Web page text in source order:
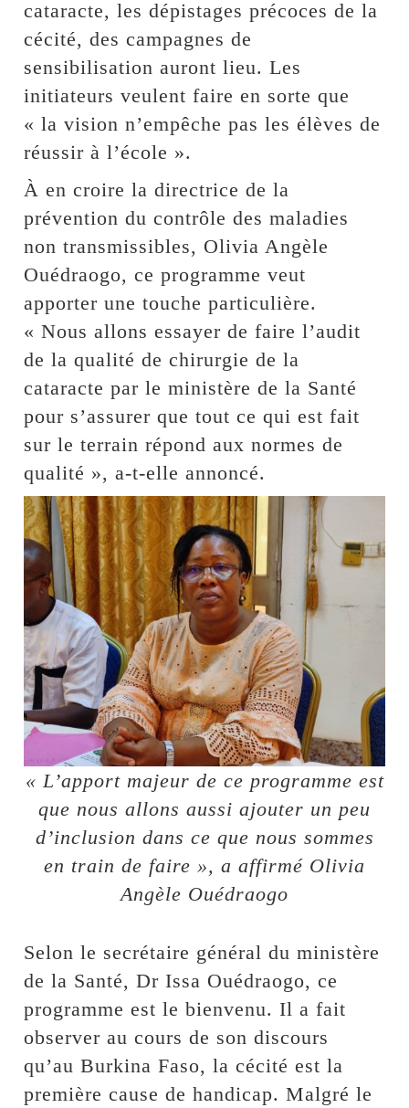
cataracte, les dépistages précoces de la
cécité, des campagnes de
sensibilisation auront lieu. Les
initiateurs veulent faire en sorte que
« la vision n’empêche pas les élèves de
réussir à l’école ».
À en croire la directrice de la
prévention du contrôle des maladies
non transmissibles, Olivia Angèle
Ouédraogo, ce programme veut
apporter une touche particulière.
« Nous allons essayer de faire l’audit
de la qualité de chirurgie de la
cataracte par le ministère de la Santé
pour s’assurer que tout ce qui est fait
sur le terrain répond aux normes de
qualité », a-t-elle annoncé.
« L’apport majeur de ce programme est
que nous allons aussi ajouter un peu
d’inclusion dans ce que nous sommes
en train de faire », a affirmé Olivia
Angèle Ouédraogo
Selon le secrétaire général du ministère
de la Santé, Dr Issa Ouédraogo, ce
programme est le bienvenu. Il a fait
observer au cours de son discours
qu’au Burkina Faso, la cécité est la
première cause de handicap. Malgré le